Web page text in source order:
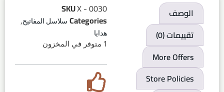
الوصف
تقييمات (0)
More Offers
Store Policies
SKUX - 0030
Categories سلاسل المفاتيح,
هدايا
1 متوفر في المخزون